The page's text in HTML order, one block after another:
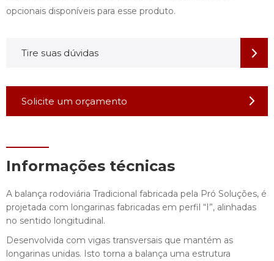
opcionais disponíveis para esse produto.
Tire suas dúvidas
Solicite um orçamento
Informações técnicas
A balança rodoviária Tradicional fabricada pela Pró Soluções, é
projetada com longarinas fabricadas em perfil “I”, alinhadas
no sentido longitudinal.
Desenvolvida com vigas transversais que mantém as
longarinas unidas. Isto torna a balança uma estrutura